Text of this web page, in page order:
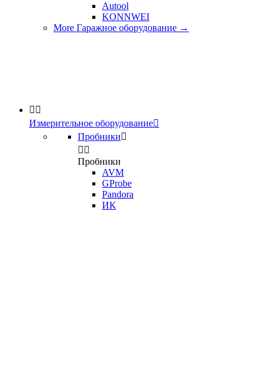
Autool
KONNWEI
More Гаражное оборудование →
 
Измерительное оборудование
Пробники
 
Пробники
AVM
GProbe
Pandora
ИК